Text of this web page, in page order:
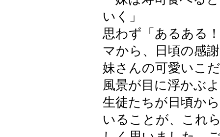
いく」
思わず「あるある
マから、日頃の感
妹さんの可愛いこ
風景が目に浮かぶ
生徒たちが日頃か
いることが、これ